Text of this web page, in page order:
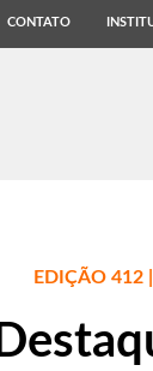
CONTATO
EDIÇÃO 412